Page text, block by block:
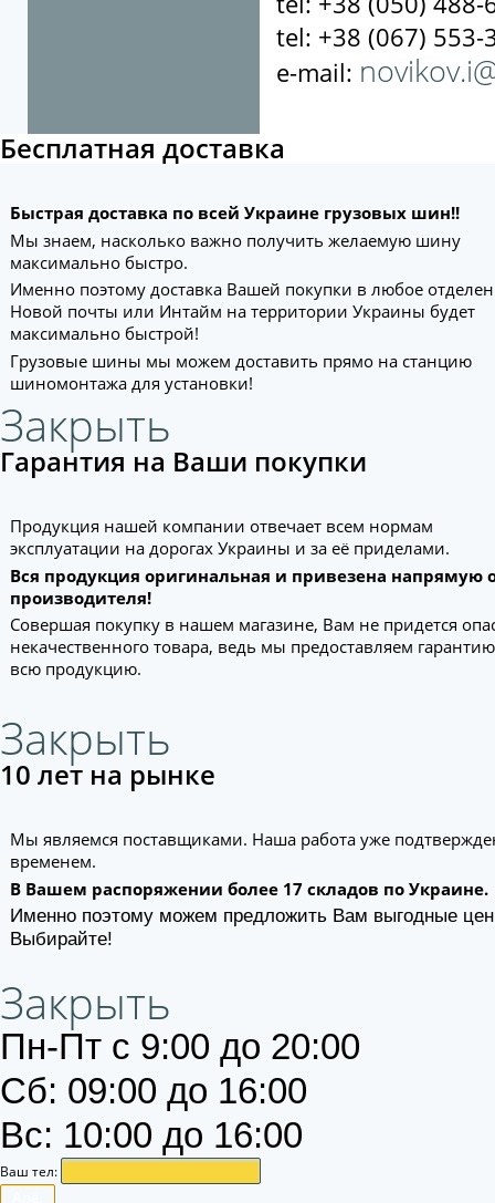
tel: +38 (067) 553-
e-mail:
Бесплатная доставка
Быстрая доставка по всей Украине грузовых шин!!
Мы знаем, насколько важно получить желаемую шину
максимально быстро.
Именно поэтому доставка Вашей покупки в любое
Новой почты или Интайм на территории Украины будет
максимально быстрой!
Грузовые шины мы можем доставить прямо на станцию
шиномонтажа для установки!
Закрыть
Гарантия на Ваши покупки
Продукция нашей компании отвечает всем нормам
эксплуатации на дорогах Украины и за её приделами.
Вся продукция оригинальная и привезена напрямую
производителя!
Совершая покупку в нашем магазине, Вам не придется
некачественного товара, ведь мы предоставляем
всю продукцию.
Закрыть
10 лет на рынке
Мы являемся поставщиками. Наша работа уже
временем.
В Вашем распоряжении более 17 складов по Украине.
Именно поэтому можем предложить Вам выгодные
Выбирайте!
Закрыть
Пн-Пт с 9:00 до 20:00
Сб: 09:00 до 16:00
Вс: 10:00 до 16:00
Ваш тел: